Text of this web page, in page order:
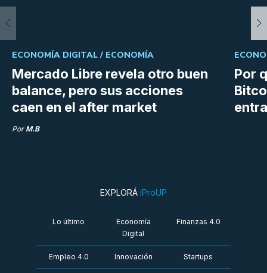
Mercado Libre revela otro buen
balance, pero sus acciones
caen en el after market
ECONOMÍA DIGITAL / ECONOMÍA
Por M.B
Por
EXPLORÁ iProUP
Lo último
Economía
Digital
Finanzas 4.0
Empleo 4.0 Innovación Startups